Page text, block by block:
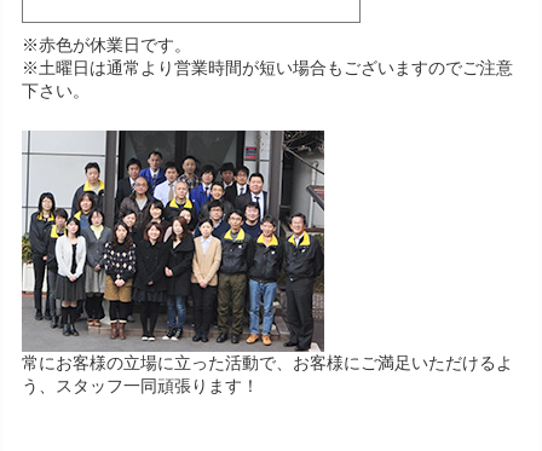
※赤色が休業日です。
※土曜日は通常より営業時間が短い場合もございますのでご注意
下さい。
常にお客様の立場に立った活動で、お客様にご満足いただけるよ
う、スタッフ一同頑張ります！